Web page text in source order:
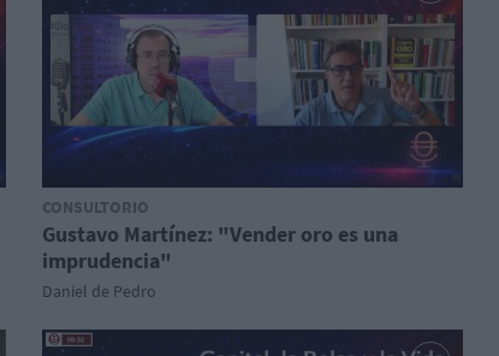
CONSULTORIO
Gustavo Martínez: "Vender oro es una
imprudencia"
Daniel de Pedro